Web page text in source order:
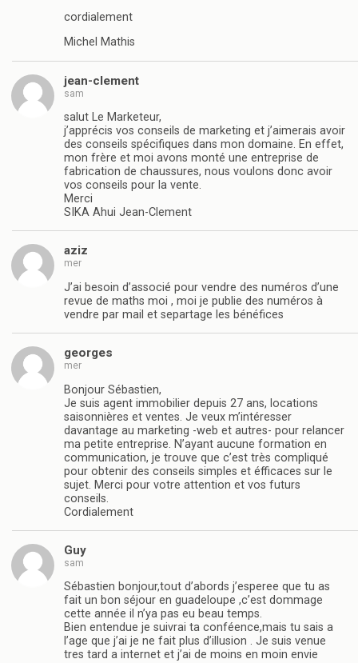
cordialement
Michel Mathis
jean-clement
sam
salut Le Marketeur,
j’apprécis vos conseils de marketing et j’aimerais avoir
des conseils spécifiques dans mon domaine. En effet,
mon frère et moi avons monté une entreprise de
fabrication de chaussures, nous voulons donc avoir
vos conseils pour la vente.
Merci
SIKA Ahui Jean-Clement
aziz
mer
J’ai besoin d’associé pour vendre des numéros d’une
revue de maths moi , moi je publie des numéros à
vendre par mail et separtage les bénéfices
georges
mer
Bonjour Sébastien,
Je suis agent immobilier depuis 27 ans, locations
saisonnières et ventes. Je veux m’intéresser
davantage au marketing -web et autres- pour relancer
ma petite entreprise. N’ayant aucune formation en
communication, je trouve que c’est très compliqué
pour obtenir des conseils simples et éfficaces sur le
sujet. Merci pour votre attention et vos futurs
conseils.
Cordialement
Guy
sam
Sébastien bonjour,tout d’abords j’esperee que tu as
fait un bon séjour en guadeloupe ,c’est dommage
cette année il n’ya pas eu beau temps.
Bien entendue je suivrai ta conféence,mais tu sais a
l’age que j’ai je ne fait plus d’illusion . Je suis venue
tres tard a internet et j’ai de moins en moin envie